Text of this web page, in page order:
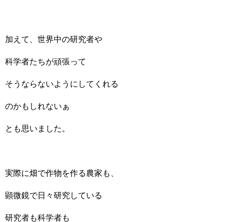
加えて、世界中の研究者や
科学者たちが頑張って
そうならないようにしてくれる
のかもしれないぁ
とも思いました。
実際に畑で作物を作る農家も、
顕微鏡で日々研究している
研究者も科学者も